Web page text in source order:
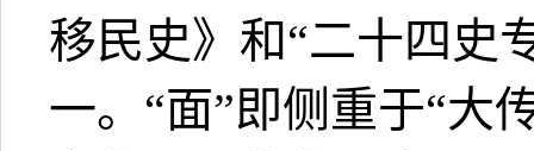
移民史》和“二十四史
一。“面”即侧重于“大